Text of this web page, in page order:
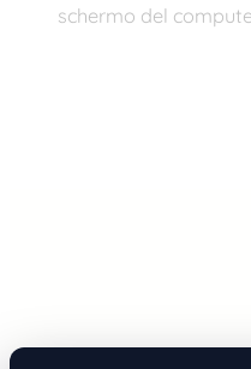
schermo del